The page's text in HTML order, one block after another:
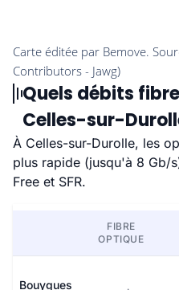
Quels débits
Celles-sur-
À Celles-sur-Durolle, les
plus rapide (jusqu'à 8 Gb/
Free et SFR.
FIBRE
OPTIQUE
Bouygues